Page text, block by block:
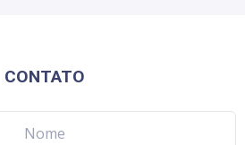
CONTATO